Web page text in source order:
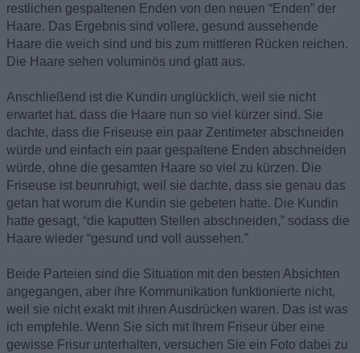
restlichen gespaltenen Enden von den neuen “Enden” der
Haare. Das Ergebnis sind vollere, gesund aussehende
Haare die weich sind und bis zum mittleren Rücken reichen.
Die Haare sehen voluminös und glatt aus.
Anschließend ist die Kundin unglücklich, weil sie nicht
erwartet hat, dass die Haare nun so viel kürzer sind. Sie
dachte, dass die Friseuse ein paar Zentimeter abschneiden
würde und einfach ein paar gespaltene Enden abschneiden
würde, ohne die gesamten Haare so viel zu kürzen. Die
Friseuse ist beunruhigt, weil sie dachte, dass sie genau das
getan hat worum die Kundin sie gebeten hatte. Die Kundin
hatte gesagt, “die kaputten Stellen abschneiden,” sodass die
Haare wieder “gesund und voll aussehen.”
Beide Parteien sind die Situation mit den besten Absichten
angegangen, aber ihre Kommunikation funktionierte nicht,
weil sie nicht exakt mit ihren Ausdrücken waren. Das ist was
ich empfehle. Wenn Sie sich mit Ihrem Friseur über eine
gewisse Frisur unterhalten, versuchen Sie ein Foto dabei zu